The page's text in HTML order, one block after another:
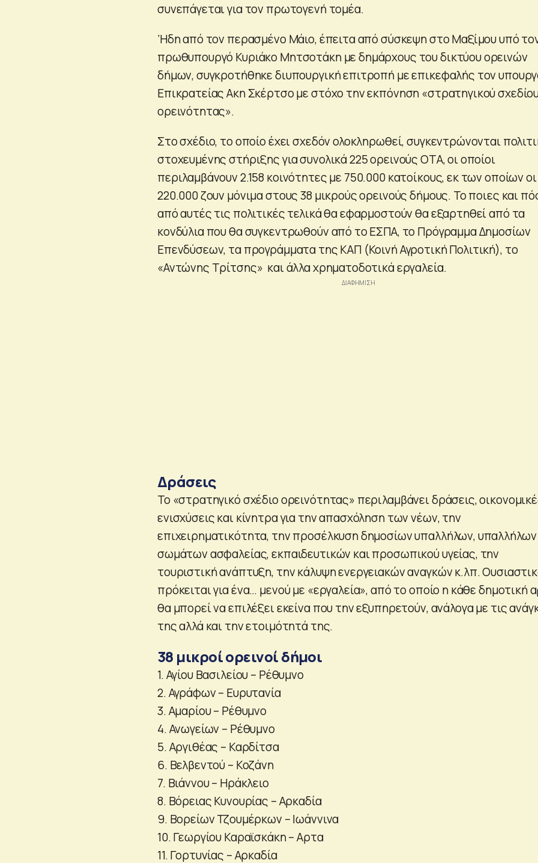
συνεπάγεται για τον πρωτογενή τομέα.
‘Ηδη από τον περασμένο Μάιο, έπειτα από σύσκεψη στο Μαξίμου υπό
πρωθυπουργό Κυριάκο Μητσοτάκη με δημάρχους του δικτύου ορεινών
δήμων, συγκροτήθηκε διυπουργική επιτροπή με επικεφαλής τον
Επικρατείας Ακη Σκέρτσο με στόχο την εκπόνηση «στρατηγικού
ορεινότητας».
Στο σχέδιο, το οποίο έχει σχεδόν ολοκληρωθεί, συγκεντρώνονται
στοχευμένης στήριξης για συνολικά 225 ορεινούς ΟΤΑ, οι οποίοι
περιλαμβάνουν 2.158 κοινότητες με 750.000 κατοίκους, εκ των οποίων οι
220.000 ζουν μόνιμα στους 38 μικρούς ορεινούς δήμους. Το ποιες και
από αυτές τις πολιτικές τελικά θα εφαρμοστούν θα εξαρτηθεί από τα
κονδύλια που θα συγκεντρωθούν από το ΕΣΠΑ, το Πρόγραμμα Δημοσίων
Επενδύσεων, τα προγράμματα της ΚΑΠ (Κοινή Αγροτική Πολιτική), το
«Αντώνης Τρίτσης» και άλλα χρηματοδοτικά εργαλεία.
Δράσεις
Το «στρατηγικό σχέδιο ορεινότητας» περιλαμβάνει δράσεις,
ενισχύσεις και κίνητρα για την απασχόληση των νέων, την
επιχειρηματικότητα, την προσέλκυση δημοσίων υπαλλήλων, υπαλλήλων
σωμάτων ασφαλείας, εκπαιδευτικών και προσωπικού υγείας, την
τουριστική ανάπτυξη, την κάλυψη ενεργειακών αναγκών κ.λπ.
πρόκειται για ένα… μενού με «εργαλεία», από το οποίο η κάθε δημοτική
θα μπορεί να επιλέξει εκείνα που την εξυπηρετούν, ανάλογα με τις
της αλλά και την ετοιμότητά της.
38 μικροί ορεινοί δήμοι
1. Αγίου Βασιλείου – Ρέθυμνο
2. Αγράφων – Ευρυτανία
3. Αμαρίου – Ρέθυμνο
4. Ανωγείων – Ρέθυμνο
5. Αργιθέας – Καρδίτσα
6. Βελβεντού – Κοζάνη
7. Βιάννου – Ηράκλειο
8. Βόρειας Κυνουρίας – Αρκαδία
9. Βορείων Τζουμέρκων – Ιωάννινα
10. Γεωργίου Καραϊσκάκη – Αρτα
11. Γορτυνίας – Αρκαδία